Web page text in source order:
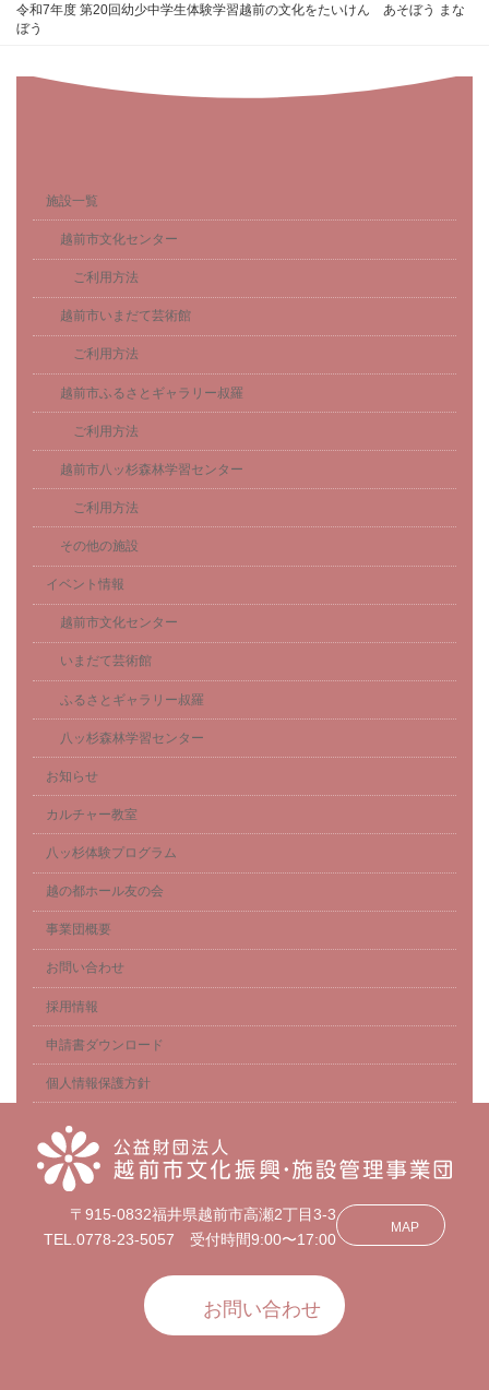
令和7年度 第20回幼少中学生体験学習越前の文化をたいけん あそぼう まな
ぼう
施設一覧
越前市文化センター
ご利用方法
越前市いまだて芸術館
ご利用方法
越前市ふるさとギャラリー叔羅
ご利用方法
越前市八ッ杉森林学習センター
ご利用方法
その他の施設
イベント情報
越前市文化センター
いまだて芸術館
ふるさとギャラリー叔羅
八ッ杉森林学習センター
お知らせ
カルチャー教室
八ッ杉体験プログラム
越の都ホール友の会
事業団概要
お問い合わせ
採用情報
申請書ダウンロード
個人情報保護方針
〒915-0832福井県越前市高瀬2丁目3-3
TEL.0778-23-5057 受付時間9:00〜17:00
MAP
お問い合わせ